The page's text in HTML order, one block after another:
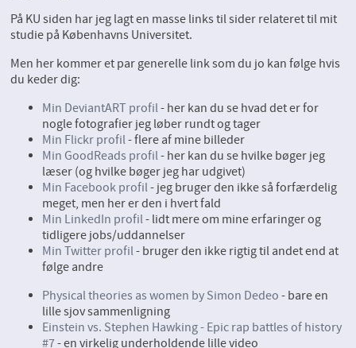
På KU siden har jeg lagt en masse links til sider relateret til mit
studie på Københavns Universitet.
Men her kommer et par generelle link som du jo kan følge hvis
du keder dig:
Min DeviantART profil- her kan du se hvad det er for
nogle fotografier jeg løber rundt og tager
Min Flickr profil- flere af mine billeder
Min GoodReads profil- her kan du se hvilke bøger jeg
læser (og hvilke bøger jeg har udgivet)
Min Facebook profil- jeg bruger den ikke så forfærdelig
meget, men her er den i hvert fald
Min LinkedIn profil- lidt mere om mine erfaringer og
tidligere jobs/uddannelser
Min Twitter profil- bruger den ikke rigtig til andet end at
følge andre
Physical theories as women by Simon Dedeo - bare en
lille sjov sammenligning
Einstein vs. Stephen Hawking - Epic rap battles of history
#7- en virkelig underholdende lille video